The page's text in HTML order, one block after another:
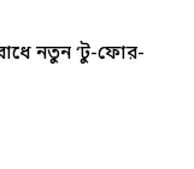
নতুন ‘টু-ফোর-